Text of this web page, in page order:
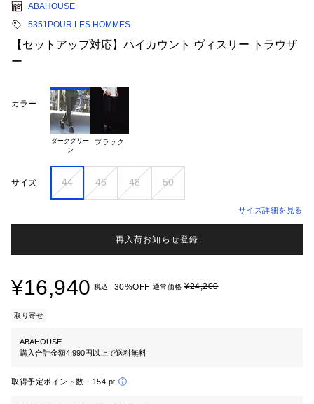
ABAHOUSE
5351POUR LES HOMMES
【セットアップ対応】ハイカウント ヴィスリー トラウザ
ー
カラー
ダークグリー
ブラック
サイズ 44 46 48 50
サイズ詳細を見る
再入荷お知らせ登録
¥16,940 税込 30%OFF 通常価格 ¥24,200
取り寄せ
ABAHOUSE
購入合計金額4,990円以上で送料無料
取得予定ポイント数： 154 pt